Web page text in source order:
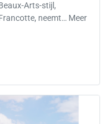
Arts-stijl,
neemt… Meer